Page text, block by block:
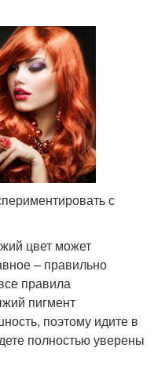
с
цвет может
– правильно
правила
пигмент
поэтому идите в
полностью уверены